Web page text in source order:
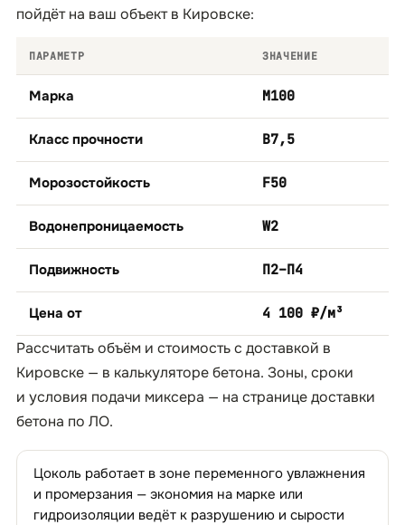
пойдёт на ваш объект в Кировске:
ПАРАМЕТР ЗНАЧЕНИЕ
Марка М100
Класс прочности B7,5
Морозостойкость F50
Водонепроницаемость W2
Подвижность П2–П4
Цена от 4 100 ₽/м³
Рассчитать объём и стоимость с доставкой в
Кировске — в калькуляторе бетона. Зоны, сроки
и условия подачи миксера — на страницедоставки
бетона по ЛО.
Цоколь работает в зоне переменного увлажнения
и промерзания — экономия на марке или
гидроизоляции ведёт к разрушению и сырости